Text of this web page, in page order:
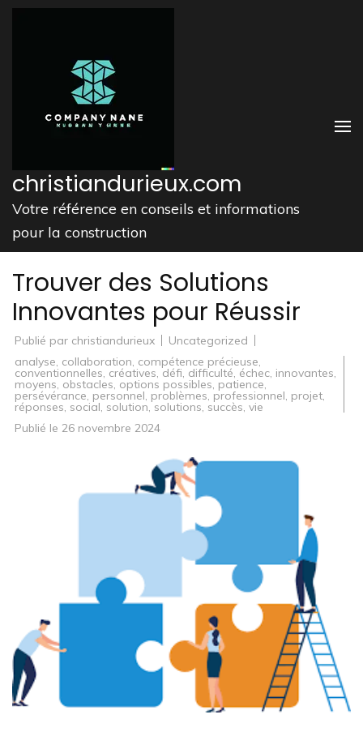
Aller
christiandurieux.com
Votre référence en conseils et informations
pour la construction
Trouver des Solutions
Innovantes pour Réussir
Publié par christiandurieux
Uncategorized
analyse, collaboration, compétence précieuse,
conventionnelles, créatives, défi, difficulté, échec, innovantes,
moyens, obstacles, options possibles, patience,
persévérance, personnel, problèmes, professionnel, projet,
réponses, social, solution,solutions, succès, vie
Publié le 26 novembre 2024